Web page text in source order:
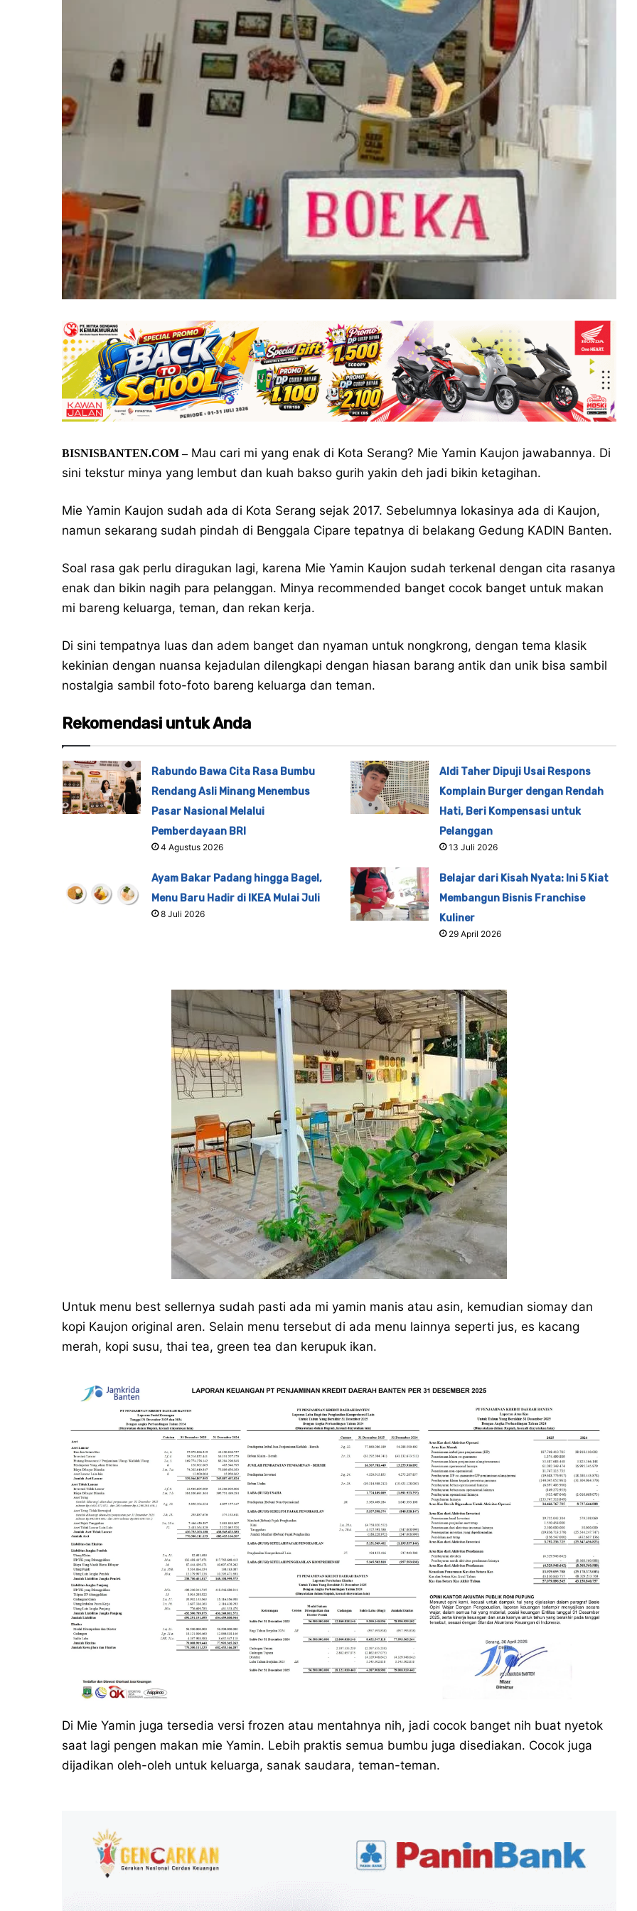
BISNISBANTEN.COM –Mau cari mi yang enak di Kota Serang? Mie Yamin Kaujon jawabannya. Di
sini tekstur minya yang lembut dan kuah bakso gurih yakin deh jadi bikin ketagihan.
Mie Yamin Kaujon sudah ada di Kota Serang sejak 2017. Sebelumnya lokasinya ada di Kaujon,
namun sekarang sudah pindah di Benggala Cipare tepatnya di belakang Gedung KADIN Banten.
Soal rasa gak perlu diragukan lagi, karena Mie Yamin Kaujon sudah terkenal dengan cita rasanya
enak dan bikin nagih para pelanggan. Minya recommended banget cocok banget untuk makan
mi bareng keluarga, teman, dan rekan kerja.
Di sini tempatnya luas dan adem banget dan nyaman untuk nongkrong, dengan tema klasik
kekinian dengan nuansa kejadulan dilengkapi dengan hiasan barang antik dan unik bisa sambil
nostalgia sambil foto-foto bareng keluarga dan teman.
Rekomendasi untuk Anda
Rabundo Bawa Cita Rasa Bumbu
Rendang Asli Minang Menembus
Pasar Nasional Melalui
Pemberdayaan BRI
4 Agustus 2026
Aldi Taher Dipuji Usai Respons
Komplain Burger dengan Rendah
Hati, Beri Kompensasi untuk
Pelanggan
13 Juli 2026
Ayam Bakar Padang hingga Bagel,
Menu Baru Hadir di IKEA Mulai Juli
8 Juli 2026
Belajar dari Kisah Nyata: Ini 5 Kiat
Membangun Bisnis Franchise
Kuliner
29 April 2026
Untuk menu best sellernya sudah pasti ada mi yamin manis atau asin, kemudian siomay dan
kopi Kaujon original aren. Selain menu tersebut di ada menu lainnya seperti jus, es kacang
merah, kopi susu, thai tea, green tea dan kerupuk ikan.
Di Mie Yamin juga tersedia versi frozen atau mentahnya nih, jadi cocok banget nih buat nyetok
saat lagi pengen makan mie Yamin. Lebih praktis semua bumbu juga disediakan. Cocok juga
dijadikan oleh-oleh untuk keluarga, sanak saudara, teman-teman.